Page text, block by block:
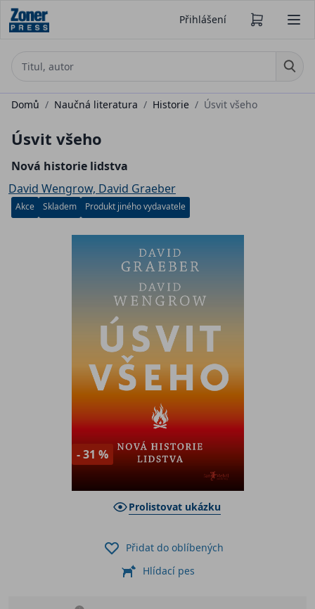
Přihlášení
Domů / Naučná literatura / Historie / Úsvit všeho
Úsvit všeho
Nová historie lidstva
David Wengrow, David Graeber
Akce Skladem Produkt jiného vydavatele
- 31 %
Prolistovat ukázku
Přidat do oblíbených
Hlídací pes